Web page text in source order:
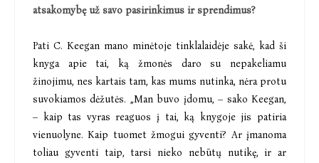
atsakomybę už savo pasirinkimus ir sprendimus?
Pati C. Keegan mano minėtoje tinklalaidėje sakė, kad ši
knyga apie tai, ką žmonės daro su nepakeliamu
žinojimu, nes kartais tam, kas mums nutinka, nėra protu
suvokiamos dėžutės. „Man buvo įdomu, – sako Keegan,
– kaip tas vyras reaguos į tai, ką knygoje jis patiria
vienuolyne. Kaip tuomet žmogui gyventi? Ar įmanoma
toliau gyventi taip, tarsi nieko nebūtų nutikę, ir ar